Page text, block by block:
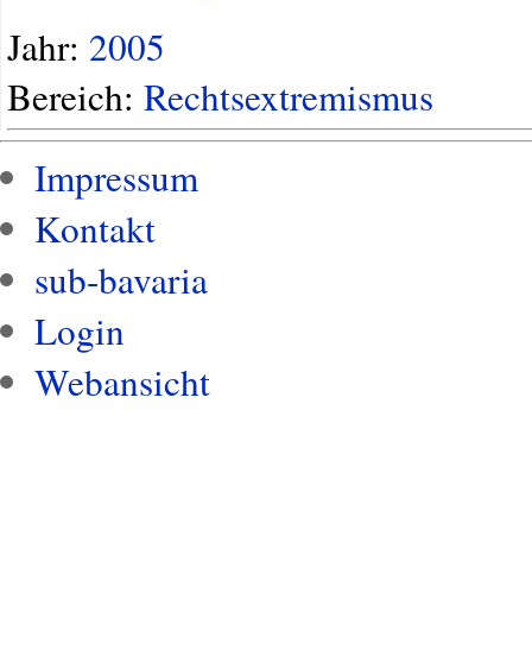
Jahr: 2005
Bereich: Rechtsextremismus
Impressum
Kontakt
sub-bavaria
Login
Webansicht